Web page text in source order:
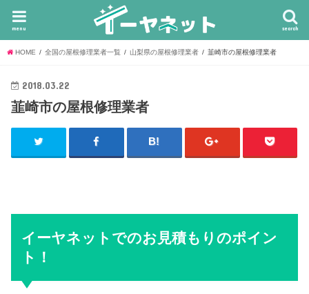
search
menu
HOME 全国の屋根修理業者一覧 山梨県の屋根修理業者 韮崎市の屋根修理業者
2018.03.22
韮崎市の屋根修理業者
イーヤネットでのお見積もりのポイン
ト！